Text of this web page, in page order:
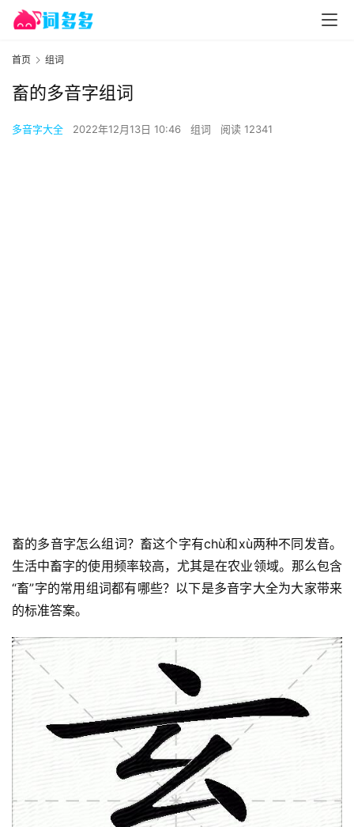
首页 组词
畜的多音字组词
多音字大全 2022年12月13日 10:46 组词 阅读 12341
畜的多音字怎么组词？畜这个字有chù和xù两种不同发音。
生活中畜字的使用频率较高，尤其是在农业领域。那么包含
“畜”字的常用组词都有哪些？以下是多音字大全为大家带来
的标准答案。